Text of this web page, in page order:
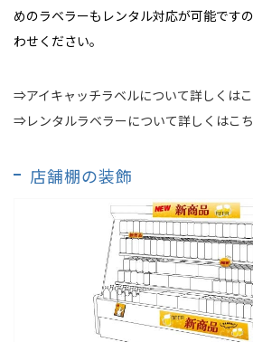
めのラベラーもレンタル対応が可能です
わせください。
⇒アイキャッチラベルについて詳しくは
⇒レンタルラベラーについて詳しくはこ
店舗棚の装飾